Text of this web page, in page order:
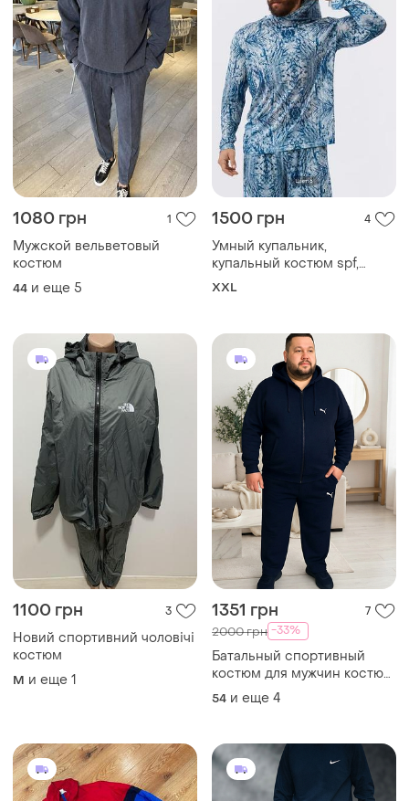
1080 грн 1
Мужской вельветовый
костюм
44 и еще 5
1500 грн 4
Умный купальник,
купальный костюм spf,
костюм для серфинга
XXL
1100 грн 3
Новий спортивний чоловічі
костюм
M и еще 1
1351 грн 7
2000 грн -33%
Батальный спортивный
костюм для мужчин костюм
для спорта plus size тёплый
спортивный костюм
54 и еще 4